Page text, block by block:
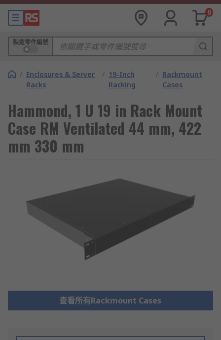
0
製造零件編號
/ Enclosures & Server
Racks
/ 19-Inch
Racking
/ Rackmount
Cases
Hammond, 1 U 19 in Rack Mount
Case RM Ventilated 44 mm, 422
mm 330 mm
查看所有Rackmount Cases